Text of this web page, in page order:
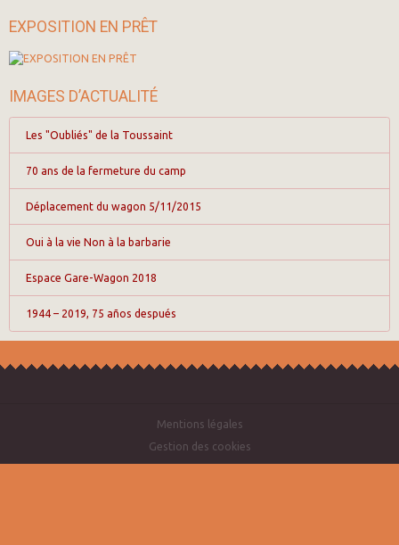
EXPOSITION EN PRÊT
IMAGES D’ACTUALITÉ
Les "Oubliés" de la Toussaint
70 ans de la fermeture du camp
Déplacement du wagon 5/11/2015
Oui à la vie Non à la barbarie
Espace Gare-Wagon 2018
1944 – 2019, 75 años después
Mentions légales
Gestion des cookies